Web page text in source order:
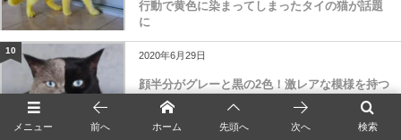
行動で黄色に染まってしまったタイの猫が話題
に
10 2020年6月29日
顔半分がグレーと黒の2色！激レアな模様を持つ
イギリス在住の猫「ナルニア」の魅力に迫る
11
メニュー 検索
前へ ホーム 先頭へ 次へ